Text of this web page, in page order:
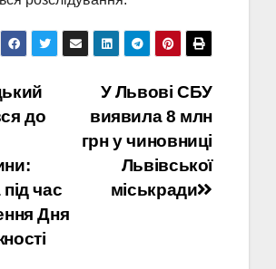
У Львові СБУ
виявила 8 млн
грн у чиновниці
Львівської
міськради
до
час
Дня